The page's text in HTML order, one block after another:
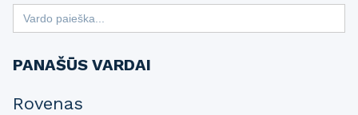
Search
for:
PANAŠŪS VARDAI
Rovenas